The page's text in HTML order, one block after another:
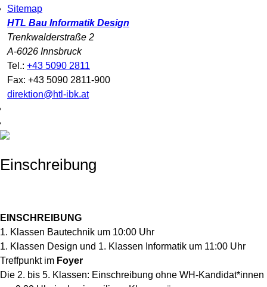
Sitemap
HTL Bau Informatik Design
Trenkwalderstraße 2
A-6026 Innsbruck
Tel.: +43 5090 2811
Fax: +43 5090 2811-900
direktion@htl-ibk.at
Einschreibung
EINSCHREIBUNG
1. Klassen Bautechnik um 10:00 Uhr
1. Klassen Design und 1. Klassen Informatik um 11:00 Uhr
Treffpunkt im Foyer
Die 2. bis 5. Klassen: Einschreibung ohne WH-Kandidat*innen